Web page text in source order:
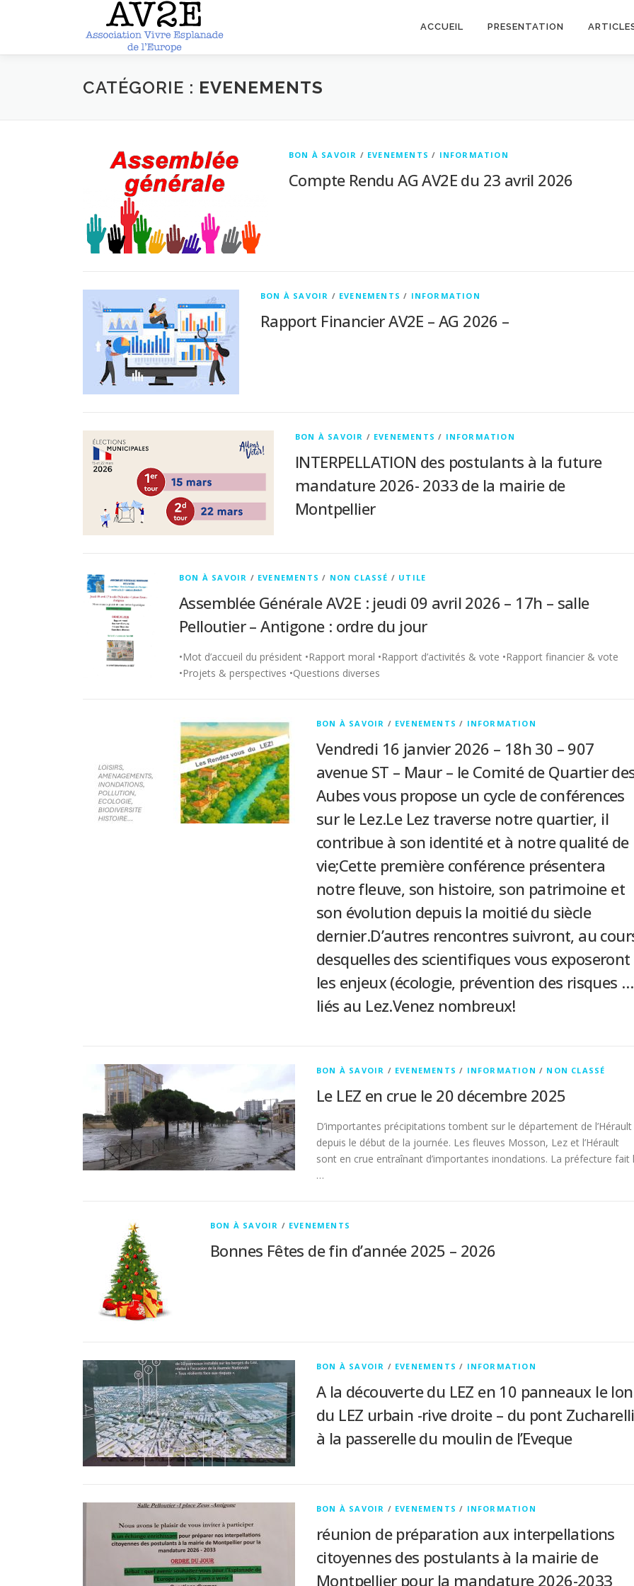
ACCUEIL PRESENTATION
CATÉGORIE : EVENEMENTS
BON À SAVOIR / EVENEMENTS / INFORMATION
Compte Rendu AG AV2E du 23 avril 2026
BON À SAVOIR / EVENEMENTS / INFORMATION
Rapport Financier AV2E – AG 2026 –
BON À SAVOIR / EVENEMENTS / INFORMATION
INTERPELLATION des postulants à la future
mandature 2026- 2033 de la mairie de
Montpellier
BON À SAVOIR / EVENEMENTS / NON CLASSÉ / UTILE
Assemblée Générale AV2E : jeudi 09 avril 2026 – 17h – salle
Pelloutier – Antigone : ordre du jour
•Mot d’accueil du président •Rapport moral •Rapport d’activités & vote •Rapport financier & vote
•Projets & perspectives •Questions diverses
BON À SAVOIR / EVENEMENTS / INFORMATION
Vendredi 16 janvier 2026 – 18h 30 – 907
avenue ST – Maur – le Comité de Quartier
Aubes vous propose un cycle de conférences
sur le Lez.Le Lez traverse notre quartier, il
contribue à son identité et à notre qualité de
vie;Cette première conférence présentera
notre fleuve, son histoire, son patrimoine et
son évolution depuis la moitié du siècle
dernier.D’autres rencontres suivront, au
desquelles des scientifiques vous exposeront
les enjeux (écologie, prévention des risques
liés au Lez.Venez nombreux!
BON À SAVOIR / EVENEMENTS / INFORMATION / NON CLASSÉ
Le LEZ en crue le 20 décembre 2025
D’importantes précipitations tombent sur le département de l’Hérault
depuis le début de la journée. Les fleuves Mosson, Lez et l’Hérault
sont en crue entraînant d’importantes inondations. La préfecture fait
…
BON À SAVOIR / EVENEMENTS
Bonnes Fêtes de fin d’année 2025 – 2026
BON À SAVOIR / EVENEMENTS / INFORMATION
A la découverte du LEZ en 10 panneaux le
du LEZ urbain -rive droite – du pont Zucharelli
à la passerelle du moulin de l’Eveque
BON À SAVOIR / EVENEMENTS / INFORMATION
réunion de préparation aux interpellations
citoyennes des postulants à la mairie de
Montpellier pour la mandature 2026-2033